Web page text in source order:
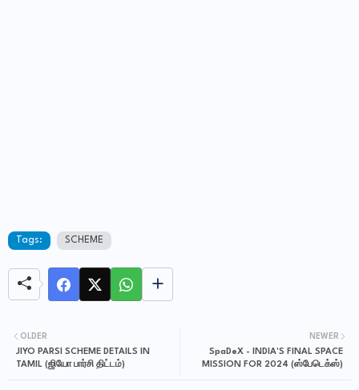
Tags: SCHEME
NEWER
SpaDeX - INDIA'S FINAL SPACE
MISSION FOR 2024 (ஸ்பேடெக்ஸ்)
OLDER
JIYO PARSI SCHEME DETAILS IN
TAMIL (ஜியோ பார்சி திட்டம்)